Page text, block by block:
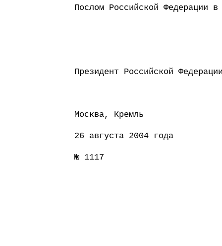
Послом Российской Федерации
Президент
Москва, Кремль
26 августа 2004 года
№ 1117